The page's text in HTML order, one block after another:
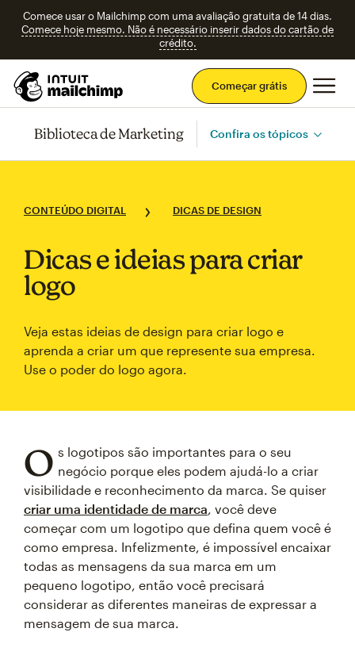
Comece usar o Mailchimp com uma avaliação gratuita de 14 dias.
Comece hoje mesmo. Não é necessário inserir dados do cartão de
crédito.
Começar grátis
Biblioteca de Marketing Confira os tópicos
CONTEÚDO DIGITAL DICAS DE DESIGN
Dicas e ideias para criar
logo
Veja estas ideias de design para criar logo e
aprenda a criar um que represente sua empresa.
Use o poder do logo agora.
O s logotipos são importantes para o seu
negócio porque eles podem ajudá-lo a criar
visibilidade e reconhecimento da marca. Se quiser
criar uma identidade de marca, você deve
começar com um logotipo que defina quem você é
como empresa. Infelizmente, é impossível encaixar
todas as mensagens da sua marca em um
pequeno logotipo, então você precisará
considerar as diferentes maneiras de expressar a
mensagem de sua marca.